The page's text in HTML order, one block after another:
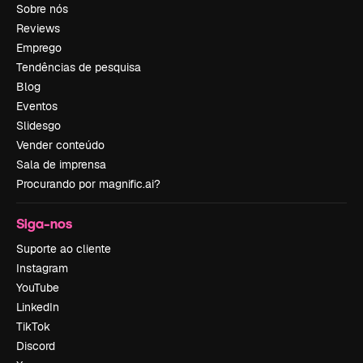
Sobre nós
Reviews
Emprego
Tendências de pesquisa
Blog
Eventos
Slidesgo
Vender conteúdo
Sala de imprensa
Procurando por magnific.ai?
Siga-nos
Suporte ao cliente
Instagram
YouTube
LinkedIn
TikTok
Discord